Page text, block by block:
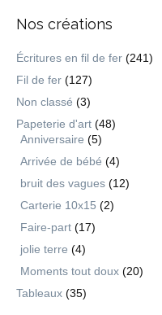
Nos créations
Écritures en fil de fer (241)
Fil de fer (127)
Non classé (3)
Papeterie d'art (48)
Anniversaire (5)
Arrivée de bébé (4)
bruit des vagues (12)
Carterie 10x15 (2)
Faire-part (17)
jolie terre (4)
Moments tout doux (20)
Tableaux (35)